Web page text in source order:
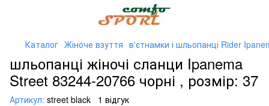
Каталог Жіноче взуття в'єтнамки і шльопанці Rider
шльопанці жіночі сланци Ipanema
Street 83244-20766 чорні , розмір: 37
Артикул: street black 1 відгук